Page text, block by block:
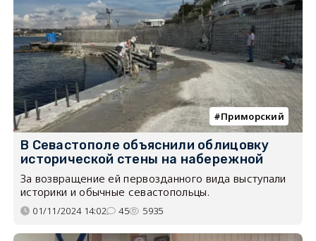
Приморский
В Севастополе объяснили облицовку
исторической стены на набережной
За возвращение ей первозданного вида выступали
историки и обычные севастопольцы.
01/11/2024 14:02 45 5935